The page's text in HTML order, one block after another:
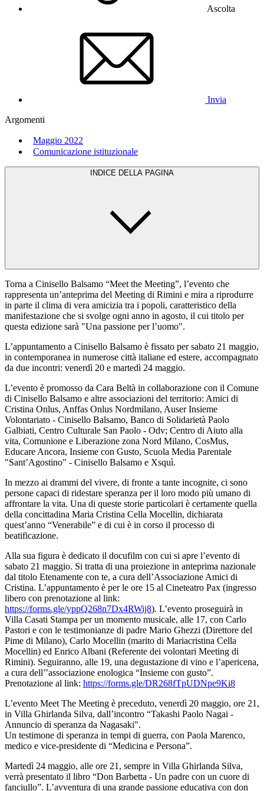
Ascolta
Invia
Argomenti
Maggio 2022
Comunicazione istituzionale
INDICE DELLA PAGINA
Torna a Cinisello Balsamo “Meet the Meeting”, l’evento che
rappresenta un’anteprima del Meeting di Rimini e mira a riprodurre
in parte il clima di vera amicizia tra i popoli, caratteristico della
manifestazione che si svolge ogni anno in agosto, il cui titolo per
questa edizione sarà "Una passione per l’uomo".
L’appuntamento a Cinisello Balsamo è fissato per sabato 21 maggio,
in contemporanea in numerose città italiane ed estere, accompagnato
da due incontri: venerdì 20 e martedì 24 maggio.
L’evento è promosso da Cara Beltà in collaborazione con il Comune
di Cinisello Balsamo e altre associazioni del territorio: Amici di
Cristina Onlus, Anffas Onlus Nordmilano, Auser Insieme
Volontariato - Cinisello Balsamo, Banco di Solidarietà Paolo
Galbiati, Centro Culturale San Paolo - Odv; Centro di Aiuto alla
vita, Comunione e Liberazione zona Nord Milano, CosMus,
Educare Ancora, Insieme con Gusto, Scuola Media Parentale
"Sant’Agostino" - Cinisello Balsamo e Xsquì.
In mezzo ai drammi del vivere, di fronte a tante incognite, ci sono
persone capaci di ridestare speranza per il loro modo più umano di
affrontare la vita. Una di queste storie particolari è certamente quella
della concittadina Maria Cristina Cella Mocellin, dichiarata
quest’anno “Venerabile” e di cui è in corso il processo di
beatificazione.
Alla sua figura è dedicato il docufilm con cui si apre l’evento di
sabato 21 maggio. Si tratta di una proiezione in anteprima nazionale
dal titolo Etenamente con te, a cura dell’Associazione Amici di
Cristina. L’appuntamento è per le ore 15 al Cineteatro Pax (ingresso
libero con prenotazione al link:
https://forms.gle/yppQ268n7Dx4RWij8). L’evento proseguirà in
Villa Casati Stampa per un momento musicale, alle 17, con Carlo
Pastori e con le testimonianze di padre Mario Ghezzi (Direttore del
Pime di Milano), Carlo Mocellin (marito di Mariacristina Cella
Mocellin) ed Enrico Albani (Referente dei volontari Meeting di
Rimini). Seguiranno, alle 19, una degustazione di vino e l’apericena,
a cura dell’’associazione enologica “Insieme con gusto”.
Prenotazione al link: https://forms.gle/DR268fTpUDNpe9Ki8
L’evento Meet The Meeting è preceduto, venerdì 20 maggio, ore 21,
in Villa Ghirlanda Silva, dall’incontro “Takashi Paolo Nagai -
Annuncio di speranza da Nagasaki".
Un testimone di speranza in tempi di guerra, con Paola Marenco,
medico e vice-presidente di “Medicina e Persona”.
Martedì 24 maggio, alle ore 21, sempre in Villa Ghirlanda Silva,
verrà presentato il libro “Don Barbetta - Un padre con un cuore di
fanciullo”. L’avventura di una grande passione educativa con don